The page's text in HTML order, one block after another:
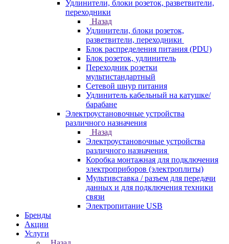
Удлинители, блоки розеток, разветвители,
переходники
Назад
Удлинители, блоки розеток,
разветвители, переходники
Блок распределения питания (PDU)
Блок розеток, удлинитель
Переходник розетки
мультистандартный
Сетевой шнур питания
Удлинитель кабельный на катушке/
барабане
Электроустановочные устройства
различного назначения
Назад
Электроустановочные устройства
различного назначения
Коробка монтажная для подключения
электроприборов (электроплиты)
Мультивставка / разъем для передачи
данных и для подключения техники
связи
Электропитание USB
Бренды
Акции
Услуги